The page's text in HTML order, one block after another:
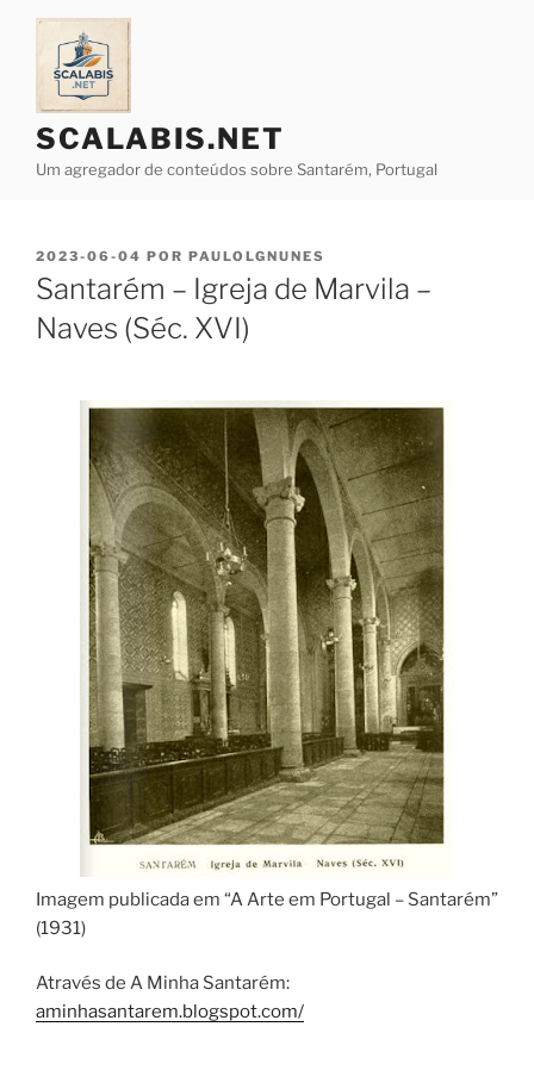
Saltar
conteúdo
SCALABIS.NET
Um agregador de conteúdos sobre Santarém, Portugal
PUBLICADO
EM
2023-06-04 POR PAULOLGNUNES
Santarém – Igreja de Marvila –
Naves (Séc. XVI)
Imagem publicada em “A Arte em Portugal – Santarém”
(1931)
Através de A Minha Santarém:
aminhasantarem.blogspot.com/